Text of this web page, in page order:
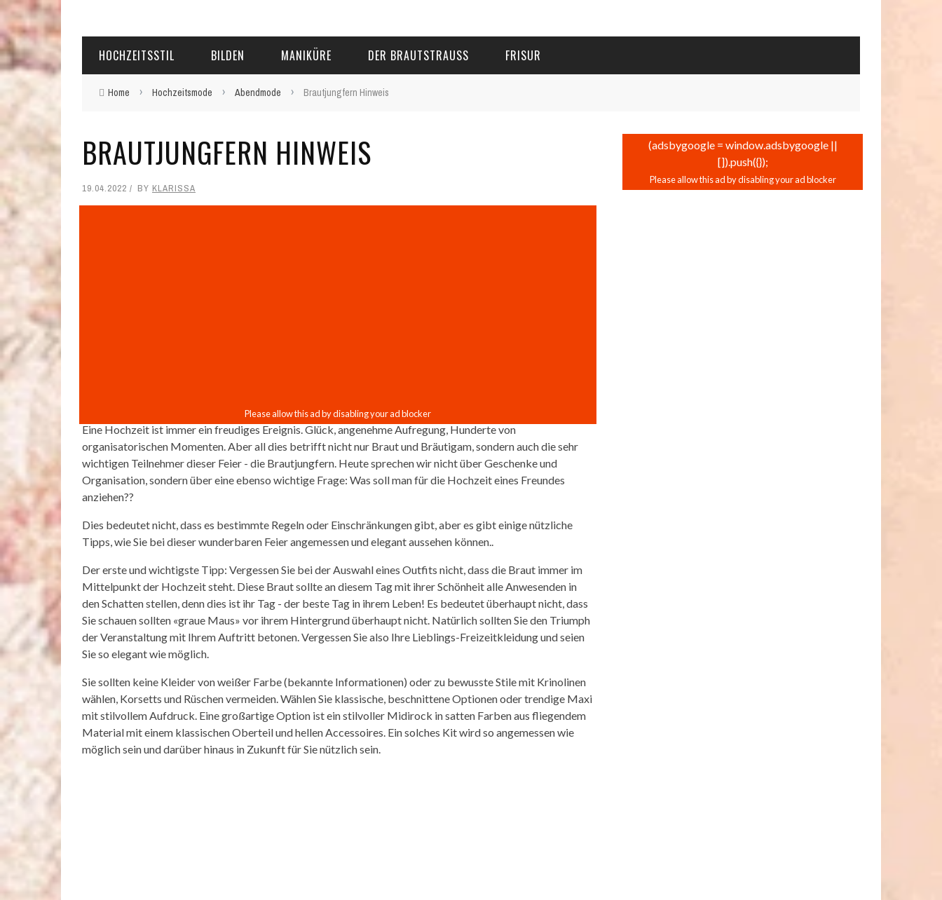
HOCHZEITSSTIL BILDEN MANIKÜRE DER BRAUTSTRAUSS FRISUR
Home › Hochzeitsmode › Abendmode › Brautjungfern Hinweis
BRAUTJUNGFERN HINWEIS
19.04.2022 BY KLARISSA
Eine Hochzeit ist immer ein freudiges Ereignis. Glück, angenehme Aufregung, Hunderte von
organisatorischen Momenten. Aber all dies betrifft nicht nur Braut und Bräutigam, sondern auch die sehr
wichtigen Teilnehmer dieser Feier - die Brautjungfern. Heute sprechen wir nicht über Geschenke und
Organisation, sondern über eine ebenso wichtige Frage: Was soll man für die Hochzeit eines Freundes
anziehen??
Dies bedeutet nicht, dass es bestimmte Regeln oder Einschränkungen gibt, aber es gibt einige nützliche
Tipps, wie Sie bei dieser wunderbaren Feier angemessen und elegant aussehen können..
Der erste und wichtigste Tipp: Vergessen Sie bei der Auswahl eines Outfits nicht, dass die Braut immer im
Mittelpunkt der Hochzeit steht. Diese Braut sollte an diesem Tag mit ihrer Schönheit alle Anwesenden in
den Schatten stellen, denn dies ist ihr Tag - der beste Tag in ihrem Leben! Es bedeutet überhaupt nicht, dass
Sie schauen sollten «graue Maus» vor ihrem Hintergrund überhaupt nicht. Natürlich sollten Sie den Triumph
der Veranstaltung mit Ihrem Auftritt betonen. Vergessen Sie also Ihre Lieblings-Freizeitkleidung und seien
Sie so elegant wie möglich.
Sie sollten keine Kleider von weißer Farbe (bekannte Informationen) oder zu bewusste Stile mit Krinolinen
wählen, Korsetts und Rüschen vermeiden. Wählen Sie klassische, beschnittene Optionen oder trendige Maxi
mit stilvollem Aufdruck. Eine großartige Option ist ein stilvoller Midirock in satten Farben aus fliegendem
Material mit einem klassischen Oberteil und hellen Accessoires. Ein solches Kit wird so angemessen wie
möglich sein und darüber hinaus in Zukunft für Sie nützlich sein.
(adsbygoogle = window.adsbygoogle ||
[]).push({});